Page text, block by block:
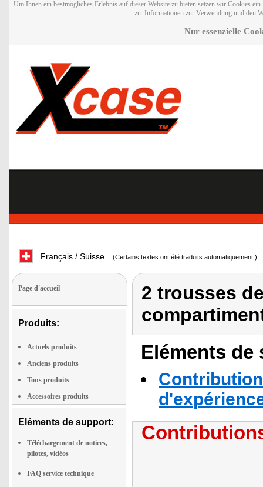
Um Ihnen ein bestmögliches Erlebnis auf dieser Website zu bieten setzen wir Cookies
zu. Informationen zur Verwendung und den
Nur essenzielle
Français / Suisse (Certains textes ont été traduits automatiquement.)
Page d'accueil
Produits:
Actuels produits
Anciens produits
Tous produits
Accessoires produits
Eléments de support:
Téléchargement de notices,
pilotes, vidéos
FAQ service technique
2 trousses
Eléments